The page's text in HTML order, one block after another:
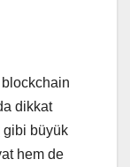
blockchain
dikkat
gibi büyük
hem de